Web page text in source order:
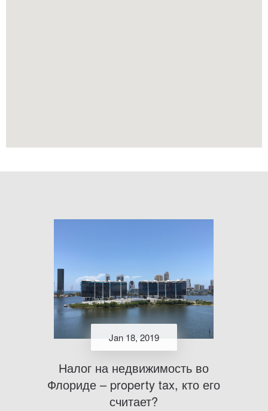
Jan 18, 2019
Налог на недвижимость во
Флориде – property tax, кто его
считает?